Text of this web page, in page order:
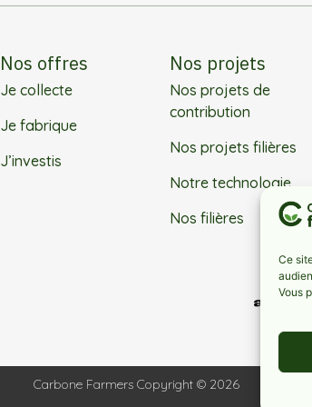
Ce
Vous
Nos offres
Je collecte
Je fabrique
J’investis
Nos projets
Nos projets de
contribution
Nos projets filières
Notre technologie
Nos filières
Carbone Farmers Copyright © 2026